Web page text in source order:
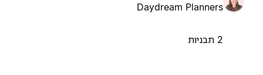
Daydream Planners